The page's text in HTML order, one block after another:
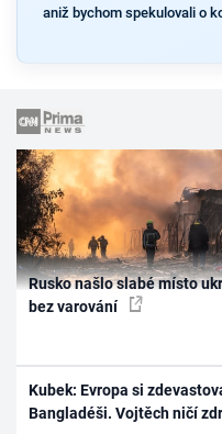
aniž bychom spekulovali o
Rusko našlo slabé místo
bez varování
Kubek: Evropa si
Bangladéši. Vojtěch ničí